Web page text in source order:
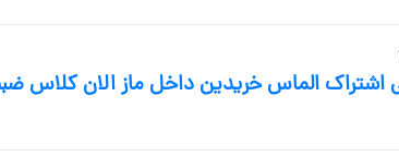
اشتراک الماس خریدین داخل ماز الان کلاس